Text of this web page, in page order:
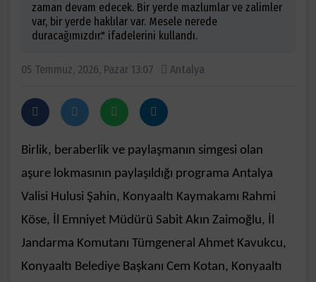
zaman devam edecek. Bir yerde mazlumlar ve zalimler
var, bir yerde haklılar var. Mesele nerede
duracağımızdır." ifadelerini kullandı.
05 Temmuz, 2026, Pazar 13:07 Antalya
Birlik, beraberlik ve paylaşmanın simgesi olan
aşure lokmasının paylaşıldığı programa Antalya
Valisi Hulusi Şahin, Konyaaltı Kaymakamı Rahmi
Köse, İl Emniyet Müdürü Sabit Akın Zaimoğlu, İl
Jandarma Komutanı Tümgeneral Ahmet Kavukcu,
Konyaaltı Belediye Başkanı Cem Kotan, Konyaaltı